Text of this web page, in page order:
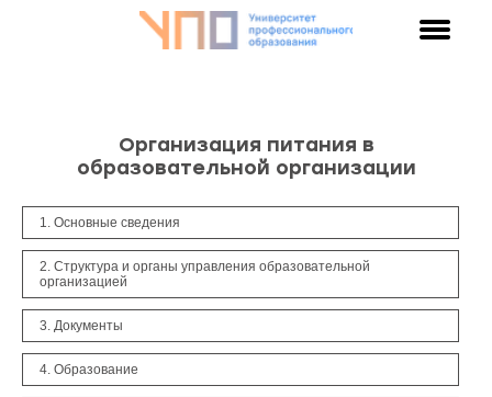
Организация питания в
образовательной организации
1. Основные сведения
2. Структура и органы управления образовательной
организацией
3. Документы
4. Образование